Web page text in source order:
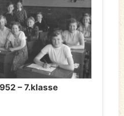
– 7.klasse